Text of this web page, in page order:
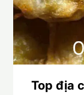
Top địa